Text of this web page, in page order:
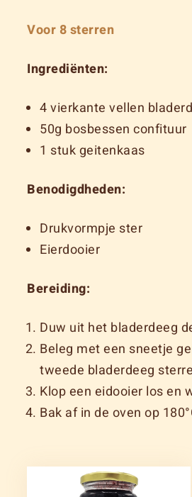
Voor 8 sterren
Ingrediënten:
4 vierkante vellen
50g bosbessen confituur
1 stuk geitenkaas
Benodigdheden:
Drukvormpje ster
Eierdooier
Bereiding:
Duw uit het bladerdeeg
Beleg met een sneetje
tweede bladerdeeg
Klop een eidooier los en
Bak af in de oven op